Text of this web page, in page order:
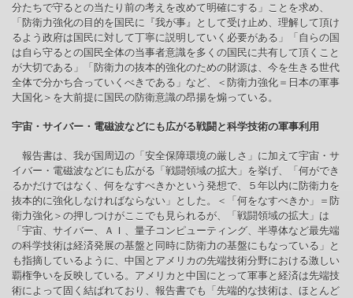
分たちで守るとの当たり前の考えを改めて明確にする」ことを求め、
「防衛力強化の目的を国民に『我が事』として受け止め、理解して頂け
るよう政府は国民に対して丁寧に説明していく必要がある」「自らの国
は自ら守るとの国民全体の当事者意識を多くの国民に共有して頂くこと
が大切である」「防衛力の抜本的強化のための財源は、今を生きる世代
全体で分かち合っていくべきである」など、＜防衛力強化＝日本の軍事
大国化＞を大前提に国民の防衛意識の昂揚を煽っている。
宇宙・サイバー・電磁波などにも広がる戦闘と科学技術の軍事利用
報告書は、我が国周辺の「安全保障環境の厳しさ」に加えて宇宙・サ
イバー・電磁波などにも広がる「戦闘領域の拡大」を挙げ、「何ができ
るかだけではなく、何をなすべきかという発想で、５年以内に防衛力を
抜本的に強化しなければならない」とした。＜「何をなすべきか」＝防
衛力強化＞の押しつけがここでも見られるが、「戦闘領域の拡大」は
「宇宙、サイバー、ＡＩ、量子コンピューティング、半導体など最先端
の科学技術は経済発展の基盤と同時に防衛力の基盤にもなっている」と
も指摘しているように、中国とアメリカの先端技術分野における激しい
覇権争いを反映している。アメリカと中国にとって軍事と経済は先端技
術によって固く結ばれており、報告書でも「先端的な技術は、ほとんど